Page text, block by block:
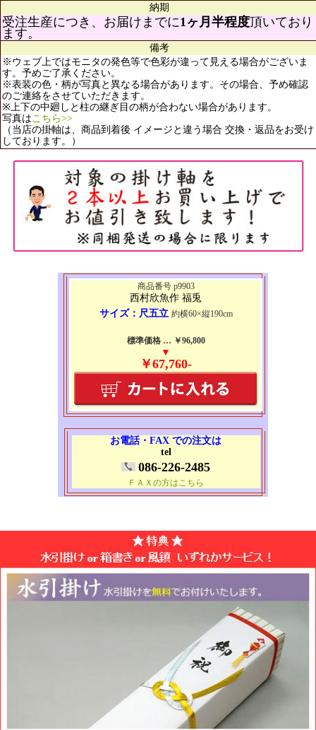
納期
受注生産につき、お届けまでに1ヶ月半程度頂いており
ます。
備考
※ウェブ上ではモニタの発色等で色彩が違って見える場合がございま
す。予めご了承ください。
※表装の色・柄が写真と異なる場合があります。その場合、予め確認
のご連絡をさせていただきます。
※上下の中廻しと柱の継ぎ目の柄が合わない場合があります。
写真はこちら>>
（当店の掛軸は、商品到着後 イメージと違う場合 交換・返品をお受け
しております。）
商品番号 p9903
西村欣魚作 福兎
サイズ：尺五立 約横60×縦190cm
標準価格 … ￥96,800
▼
￥67,760-
お電話・FAX での注文は
tel
086-226-2485
ＦＡＸの方はこちら